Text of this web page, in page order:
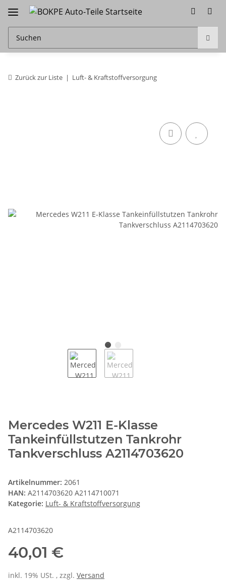
Zurück zur Liste Luft- & Kraftstoffversorgung
Mercedes W211 E-Klasse
Tankeinfüllstutzen Tankrohr
Tankverschluss A2114703620
Artikelnummer: 2061
HAN: A2114703620 A2114710071
Kategorie: Luft- & Kraftstoffversorgung
A2114703620
40,01 €
inkl. 19% USt. , zzgl. Versand